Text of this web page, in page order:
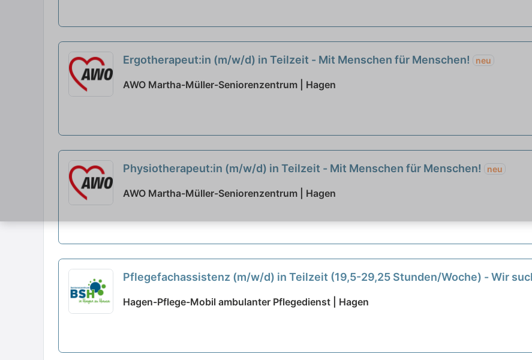
Ergotherapeut:in (m/w/d) in Teilzeit - Mit Menschen für Menschen! neu
AWO Martha-Müller-Seniorenzentrum | Hagen
Physiotherapeut:in (m/w/d) in Teilzeit - Mit Menschen für Menschen! neu
AWO Martha-Müller-Seniorenzentrum | Hagen
Pflegefachassistenz (m/w/d) in Teilzeit (19,5-29,25 Stunden/Woche) - Wir
Hagen-Pflege-Mobil ambulanter Pflegedienst | Hagen